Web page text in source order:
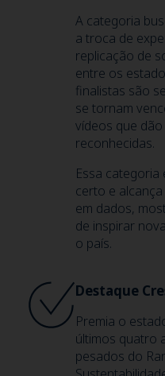
A categoria
a troca de
replicação de
entre os
finalistas são
se tornam
vídeos que
reconhecidas.
Essa categoria
certo e
em dados,
de inspirar
o país.
Destaque
Premia o
últimos quatro
pesados do